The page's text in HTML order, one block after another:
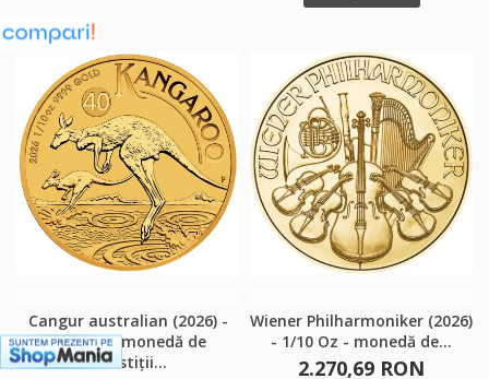
Cangur australian (2026) -
1/10 Oz - monedă de
investiții...
Wiener Philharmoniker (2026)
- 1/10 Oz - monedă de...
2.270,69 RON